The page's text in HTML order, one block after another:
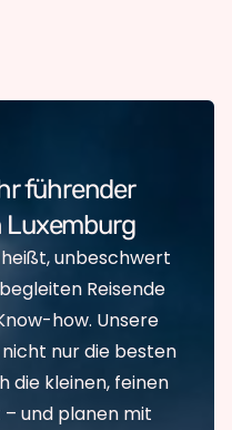
führender
Luxemburg
unbeschwert
Reisende
how. Unsere
nur die besten
die kleinen, feinen
und planen mit